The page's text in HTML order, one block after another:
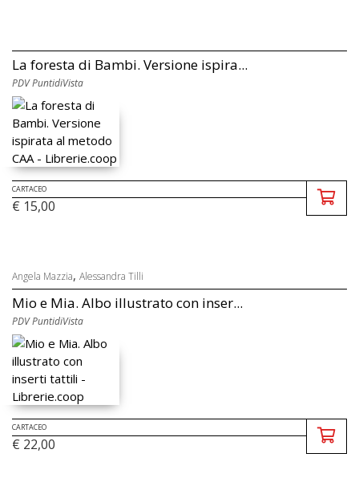
La foresta di Bambi. Versione ispira...
PDV PuntidiVista
CARTACEO
€ 15,00
Angela Mazzia, Alessandra Tilli
Mio e Mia. Albo illustrato con inser...
PDV PuntidiVista
CARTACEO
€ 22,00